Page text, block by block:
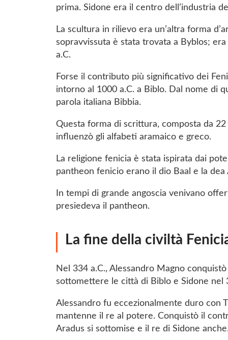
prima. Sidone era il centro dell’industria
La scultura in rilievo era un’altra forma
sopravvissuta è stata trovata a Byblos;
a.C.
Forse il contributo più significativo dei
intorno al 1000 a.C. a Biblo. Dal nome di
parola italiana Bibbia.
Questa forma di scrittura, composta da
influenzò gli alfabeti aramaico e greco.
La religione fenicia è stata ispirata dai
pantheon fenicio erano il dio Baal e la
In tempi di grande angoscia venivano
presiedeva il pantheon.
La fine della civiltà
Nel 334 a.C., Alessandro Magno
sottomettere le città di Biblo e Sidone nel
Alessandro fu eccezionalmente duro con
mantenne il re al potere. Conquistò il
Aradus si sottomise e il re di Sidone